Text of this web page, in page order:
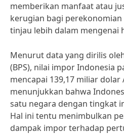
memberikan manfaat atau
kerugian bagi
tinjau lebih dalam mengenai
Menurut data yang dirilis
(BPS), nilai impor Indonesia
mencapai 139,17 miliar dolar
menunjukkan bahwa
satu negara dengan tingkat
Hal ini tentu menimbulkan
dampak impor terhadap